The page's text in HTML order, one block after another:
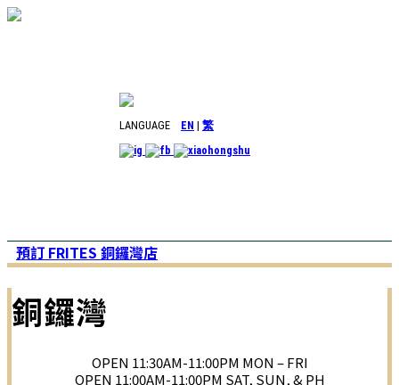
LANGUAGE EN | 繁
預訂 FRITES 銅鑼灣店
銅鑼灣
OPEN 11:30AM-11:00PM MON – FRI
OPEN 11:00AM-11:00PM SAT, SUN, & PH